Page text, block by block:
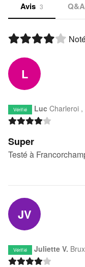
Avis 3 Q&A
L
Vérifié Luc Charleroi ,
Super
Testé à
JV
Vérifié Juliette V.